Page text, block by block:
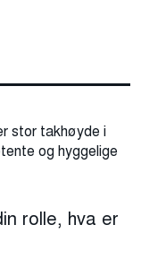
stor takhøyde i
og hyggelige
rolle, hva er